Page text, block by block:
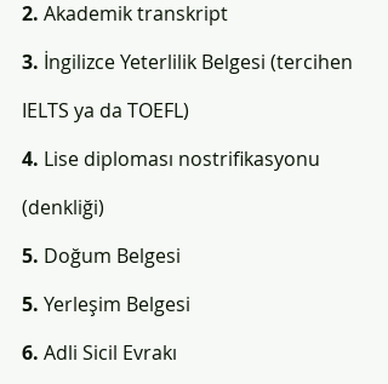
2. Akademik transkript
3. İngilizce Yeterlilik Belgesi (tercihen
IELTS ya da TOEFL)
4. Lise diploması nostrifikasyonu
(denkliği)
5. Doğum Belgesi
5. Yerleşim Belgesi
6. Adli Sicil Evrakı